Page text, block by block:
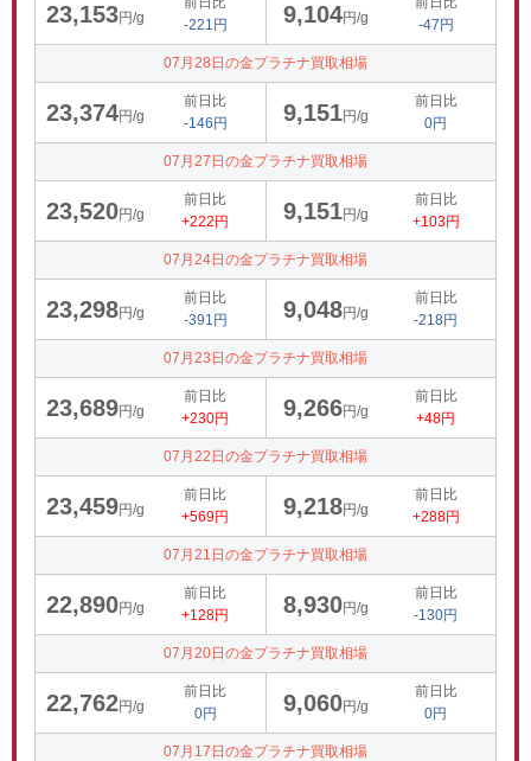
23,153円/g
-221円
9,104円/g
-47円
07月28日の金プラチナ買取相場
23,374円/g
前日比
-146円
9,151円/g
前日比
0円
07月27日の金プラチナ買取相場
23,520円/g
前日比
+222円
9,151円/g
前日比
+103円
07月24日の金プラチナ買取相場
23,298円/g
前日比
-391円
9,048円/g
前日比
-218円
07月23日の金プラチナ買取相場
23,689円/g
前日比
+230円
9,266円/g
前日比
+48円
07月22日の金プラチナ買取相場
23,459円/g
前日比
+569円
9,218円/g
前日比
+288円
07月21日の金プラチナ買取相場
22,890円/g
前日比
+128円
8,930円/g
前日比
-130円
07月20日の金プラチナ買取相場
22,762円/g
前日比
0円
9,060円/g
前日比
0円
07月17日の金プラチナ買取相場